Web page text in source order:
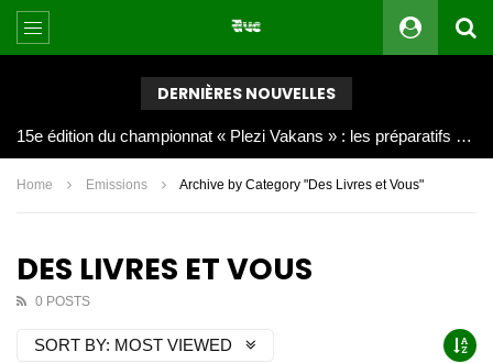
DERNIÈRES NOUVELLES
Joy Clerf Derisier, sur les traces de son père : évangéliser par la musique
Home Emissions Archive by Category "Des Livres et Vous"
DES LIVRES ET VOUS
0 POSTS
SORT BY: MOST VIEWED